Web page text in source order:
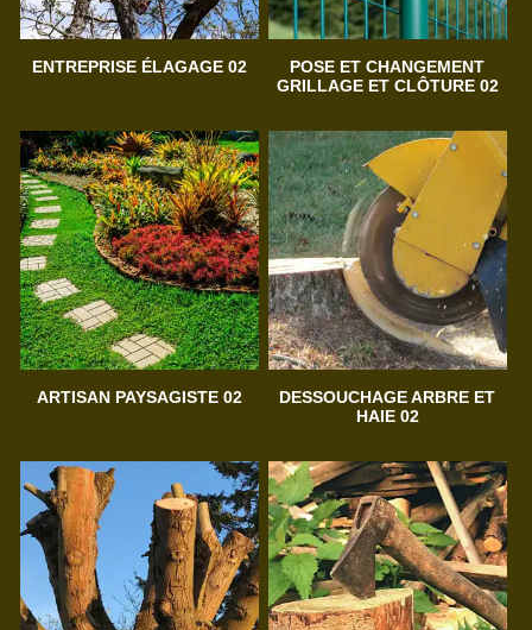
ENTREPRISE ÉLAGAGE 02
POSE ET CHANGEMENT
GRILLAGE ET CLÔTURE 02
ARTISAN PAYSAGISTE 02
DESSOUCHAGE ARBRE ET
HAIE 02